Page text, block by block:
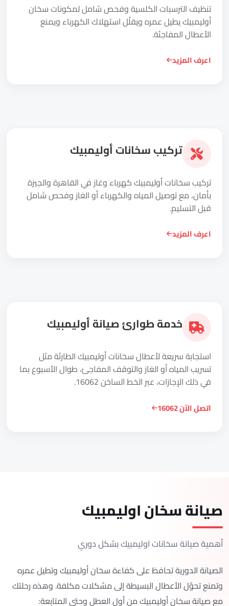
تنظيف الترسبات الكلسية وفحص شامل لمكونات سخان
أوليمبيك يطيل عمره ويقلّل استهلاك الكهرباء ويمنع
الأعطال المفاجئة.
اعرف المزيد
تركيب سخانات أوليمبيك
تركيب سخانات أوليمبيك كهرباء وغاز في القاهرة والجيزة
بأمان، مع توصيل المياه والكهرباء أو الغاز وفحص شامل
قبل التسليم.
اعرف المزيد
خدمة طوارئ صيانة أوليمبيك
استجابة سريعة لأعطال سخانات أوليمبيك الطارئة مثل
تسريب المياه أو الغاز والتوقف المفاجئ، طوال الأسبوع بما
في ذلك الإجازات، عبر الخط الساخن 16062.
اتصل الآن 16062
صيانة سخان اوليمبيك
أهمية صيانة سخانات اوليمبيك بشكل دوري
الصيانة الدورية تحافظ على كفاءة سخان أوليمبيك وتطيل عمره
وتمنع تحوّل الأعطال البسيطة إلى مشكلات مكلفة. وهذه رحلتك
مع صيانة سخان أوليمبيك من أول العطل وحتى المتابعة: